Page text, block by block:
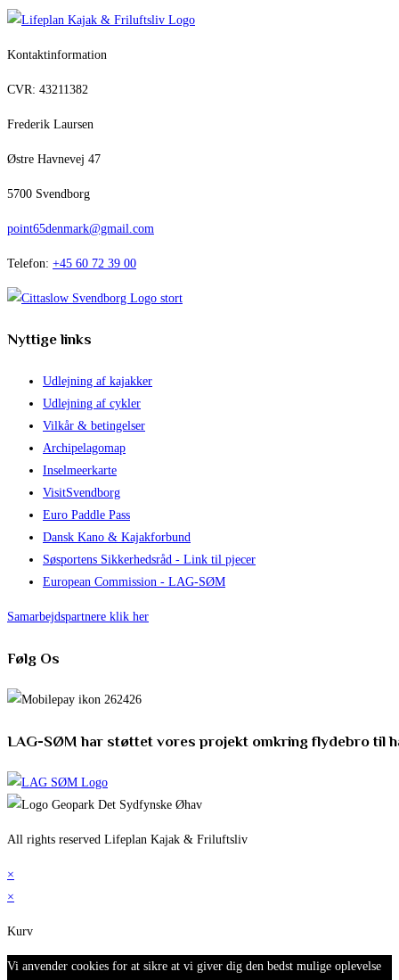
Kontaktinformation
CVR: 43211382
Frederik Laursen
Østre Havnevej 47
5700 Svendborg
point65denmark@gmail.com
Telefon: +45 60 72 39 00
Nyttige links
Udlejning af kajakker
Udlejning af cykler
Vilkår & betingelser
Archipelagomap
Inselmeerkarte
VisitSvendborg
Euro Paddle Pass
Dansk Kano & Kajakforbund
Søsportens Sikkerhedsråd - Link til pjecer
European Commission - LAG-SØM
Samarbejdspartnere klik her
Følg Os
LAG-SØM har støttet vores projekt omkring flydebro til
All rights reserved Lifeplan Kajak & Friluftsliv
×
×
Kurv
Vi anvender cookies for at sikre at vi giver dig den bedst mulige oplevelse